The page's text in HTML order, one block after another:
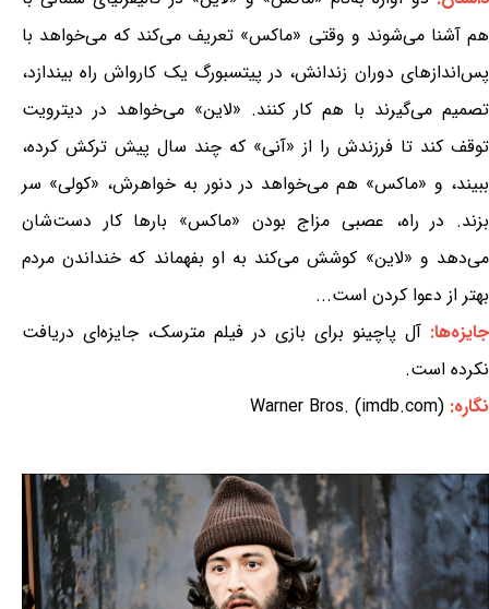
هم آشنا می‌شوند و وقتی «ماکس» تعریف می‌کند که می‌خواهد با
پس‌اندازهای دوران زندانش، در پیتسبورگ یک کارواش راه بیندازد،
تصمیم می‌گیرند با هم کار کنند. «لاین» می‌خواهد در دیترویت
توقف کند تا فرزندش را از «آنی» که چند سال پیش ترکش کرده،
ببیند، و «ماکس» هم می‌خواهد در دنور به خواهرش، «کولی» سر
بزند. در راه، عصبی مزاج بودن «ماکس» بارها کار دست‌شان
می‌دهد و «لاین» کوشش می‌کند به او بفهماند که خنداندن مردم
بهتر از دعوا کردن است...
جایزه‌ها: آل پاچینو برای بازی در فیلم مترسک، جایزه‌ای دریافت
نکرده است.
نگاره: Warner Bros. (imdb.com)